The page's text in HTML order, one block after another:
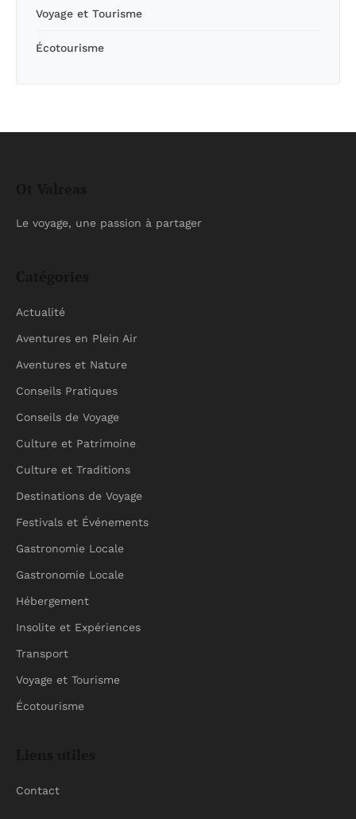
Voyage et Tourisme
Écotourisme
Le voyage, une passion à partager
Actualité
Aventures en Plein Air
Aventures et Nature
Conseils Pratiques
Conseils de Voyage
Culture et Patrimoine
Culture et Traditions
Destinations de Voyage
Festivals et Événements
Gastronomie Locale
Gastronomie Locale
Hébergement
Insolite et Expériences
Transport
Voyage et Tourisme
Écotourisme
Contact